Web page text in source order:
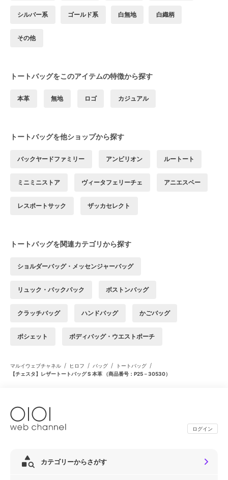
シルバー系 ゴールド系 白無地 白織柄
その他
トートバッグをこのアイテムの特徴から探す
本革 無地 ロゴ カジュアル
トートバッグを他ショップから探す
バックヤードファミリー アンビリオン ルートート
ミニミニストア ヴィータフェリーチェ アニエスベー
レスポートサック ザッカセレクト
トートバッグを関連カテゴリから探す
ショルダーバッグ・メッセンジャーバッグ
リュック・バックパック ボストンバッグ
クラッチバッグ ハンドバッグ かごバッグ
ポシェット ボディバッグ・ウエストポーチ
マルイウェブチャネル / ヒロフ / バッグ / トートバッグ /
【チェスタ】レザートートバッグ S 本革 （商品番号：P25－30530）
ログイン
カテゴリーからさがす